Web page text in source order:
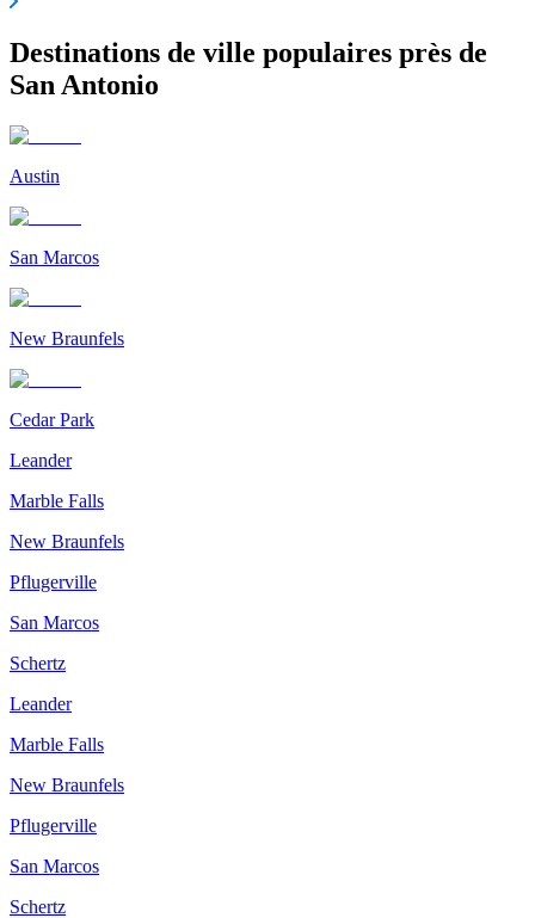
Destinations de ville populaires près de
San Antonio
Austin
San Marcos
New Braunfels
Cedar Park
Leander
Marble Falls
New Braunfels
Pflugerville
San Marcos
Schertz
Leander
Marble Falls
New Braunfels
Pflugerville
San Marcos
Schertz